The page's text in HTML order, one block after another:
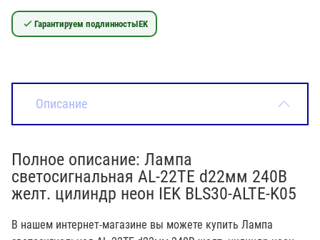
Гарантируем подлинностьIEK
Описание
Полное описание: Лампа
светосигнальная AL-22TE d22мм 240В
желт. цилиндр неон IEK BLS30-ALTE-K05
В нашем интернет-магазине вы можете купить Лампа